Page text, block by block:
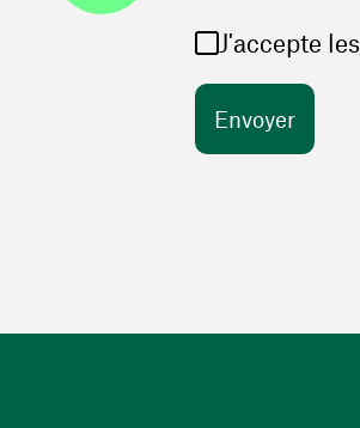
J'accepte les